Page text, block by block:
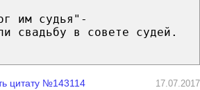
им судья"-
свадьбу в совете судей.
цитату №143114 17.07.2017